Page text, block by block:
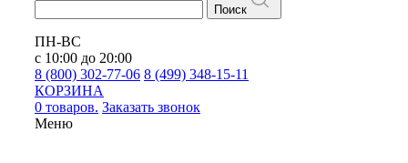
Поиск
ПН-ВС
с 10:00 до 20:00
8 (800) 302-77-06 8 (499) 348-15-11
КОРЗИНА
0 товаров. Заказать звонок
Меню